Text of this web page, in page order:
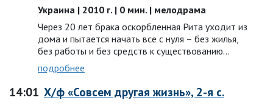
Украина | 2010 г. | 0 мин. | мелодрама
Через 20 лет брака оскорбленная Рита уходит из
дома и пытается начать все с нуля – без жилья,
без работы и без средств к существованию...
подробнее
14:01 Х/ф «Совсем другая жизнь», 2-я с.